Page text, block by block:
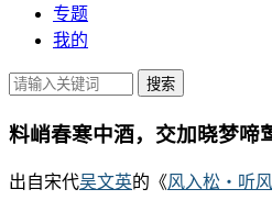
专题
我的
料峭春寒中酒，交加晓梦啼
出自宋代吴文英的《风入松・听